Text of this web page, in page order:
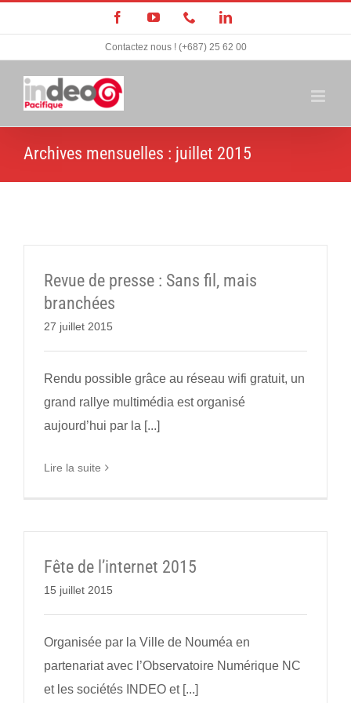
au
contenu
FacebookYouTube TéléphoneLinkedIn
Contactez nous ! (+687) 25 62 00
Archives mensuelles : juillet 2015
Revue de presse : Sans fil, mais
branchées
27 juillet 2015
Rendu possible grâce au réseau wifi gratuit, un
grand rallye multimédia est organisé
aujourd’hui par la [...]
Lire la suite
Fête de l’internet 2015
15 juillet 2015
Organisée par la Ville de Nouméa en
partenariat avec l’Observatoire Numérique NC
et les sociétés INDEO et [...]